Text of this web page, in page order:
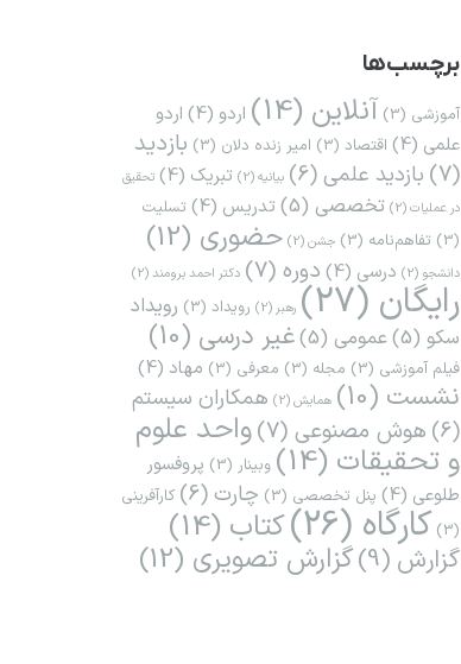
برچسب‌ها
آموزشی (3) آنلاین (14) اردو (4)
اردو
علمی (4) اقتصاد (3) امیر زنده دلان (3)
بازدید
(7)
بازدید علمی (6) بیانیه(2) تبریک (4)
تحقیق
در عملیات(2) تخصصی (5) تدریس (4)
تسلیت
(3)
تفاهم‌نامه (3) جشن(2) حضوری (12)
دانشجو (2) درسی (4) دوره (7) دکتر احمد برومند(2)
رایگان (27) رهبر (2) رویداد (3)
رویداد
سکو (5) عمومی (5) غیر درسی (10)
فیلم آموزشی (3) مجله (3) معرفی (3) مهاد (4)
نشست (10) همایش(2)
همکاران سیستم
(6)
هوش مصنوعی (7) واحد علوم
و تحقیقات (14) وبینار (3)
پروفسور
طلوعی (4) پنل تخصصی (3) چارت(6)
کارآفرینی
(3)
کارگاه (26) کتاب (14)
گزارش (9) گزارش تصویری (12)